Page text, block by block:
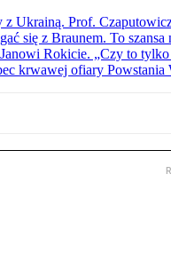
z Ukrainą. Prof.
się z Braunem. To szansa
Rokicie. „Czy to
krwawej ofiary Powstania